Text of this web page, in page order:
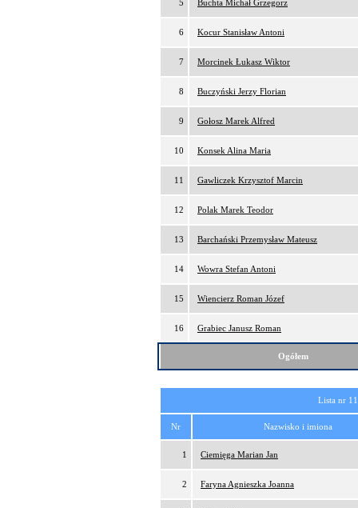
5 Buchta Michał Grzegorz
6 Kocur Stanisław Antoni
7 Morcinek Łukasz Wiktor
8 Buczyński Jerzy Florian
9 Gołosz Marek Alfred
10 Konsek Alina Maria
11 Gawliczek Krzysztof Marcin
12 Polak Marek Teodor
13 Barchański Przemysław Mateusz
14 Wowra Stefan Antoni
15 Wiencierz Roman Józef
16 Grabiec Janusz Roman
Ogółem
Lista nr
Nr Nazwisko i imiona
1 Ciemięga Marian Jan
2 Faryna Agnieszka Joanna